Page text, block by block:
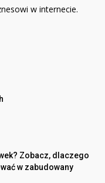
w internecie.
Zobacz, dlaczego
w zabudowany